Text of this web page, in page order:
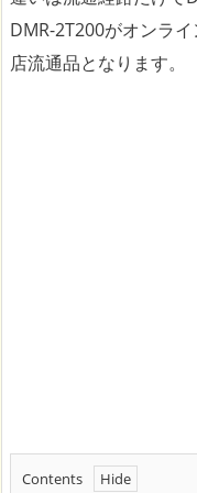
DMR-2T200がオンラ
店流通品となります。
Contents